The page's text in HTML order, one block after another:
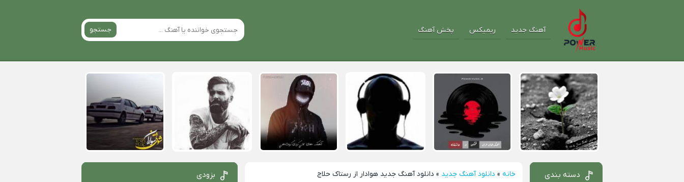
آهنگ جدید ریمیکس پخش آهنگ جستجو
خانه » دانلود آهنگ جدید » دانلود آهنگ جدید هوادار از رستاک حلاج دسته بندی بزودی